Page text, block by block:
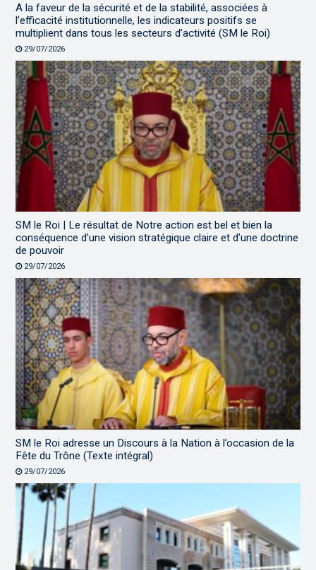
A la faveur de la sécurité et de la stabilité, associées à
l’efficacité institutionnelle, les indicateurs positifs se
multiplient dans tous les secteurs d’activité (SM le Roi)
29/07/2026
SM le Roi | Le résultat de Notre action est bel et bien la
conséquence d’une vision stratégique claire et d’une doctrine
de pouvoir
29/07/2026
SM le Roi adresse un Discours à la Nation à l’occasion de la
Fête du Trône (Texte intégral)
29/07/2026